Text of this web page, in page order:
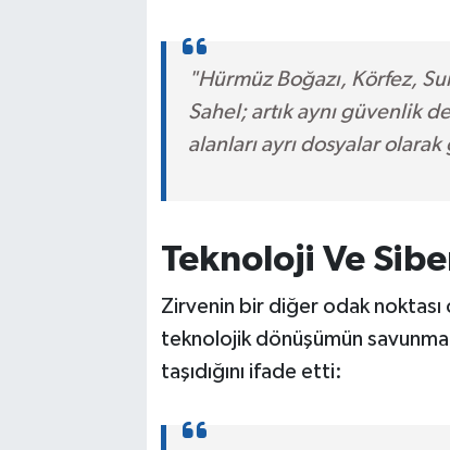
"Hürmüz Boğazı, Körfez,
Sahel; artık aynı güvenlik
alanları ayrı dosyalar
Teknoloji Ve
Zirvenin bir diğer odak
teknolojik dönüşümün
taşıdığını ifade etti: